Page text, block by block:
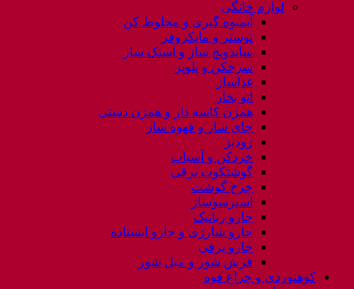
لوازم خانگی
آبمیوه گیری و مخلوط کن
توستر و مایکروفر
ساندویچ ساز و اسنک ساز
سرخکن و پلوپز
غذاساز
اتو بخار
همزن کاسه دار و همزن دستی
چای ساز و قهوه ساز
زودپز
خردکن و آسیاب
گوشتکوب برقی
چرخ گوشت
اسپرسوساز
جارو رباتیک
جارو شارژی و جارو ایستاده
جارو برقی
فرش شور و مبل شور
کوهنوردی و چراغ قوه